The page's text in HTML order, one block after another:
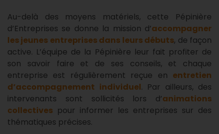
Au-delà des moyens matériels, cette Pépinière
d’Entreprises se donne la mission d’accompagner
les jeunes entreprises dans leurs débuts, de façon
active. L’équipe de la Pépinière leur fait profiter de
son savoir faire et de ses conseils, et chaque
entreprise est régulièrement reçue en entretien
d’accompagnement individuel. Par ailleurs, des
intervenants sont sollicités lors d’animations
collectives pour informer les entreprises sur des
thématiques précises.